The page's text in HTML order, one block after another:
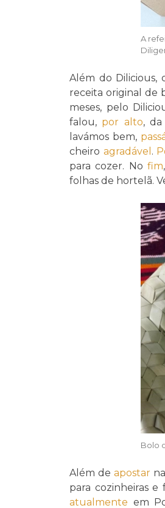
A
Além do
receita original de
meses, pelo
falou, por alto,
lavámos bem,
cheiro agradável .
para cozer. No fim
folhas de hortelã.
Bolo
Além deapostar
para cozinheiras
atualmente em